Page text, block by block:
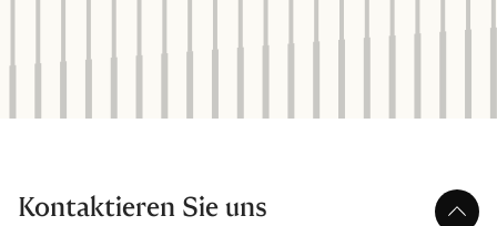
Kontaktieren Sie uns nach